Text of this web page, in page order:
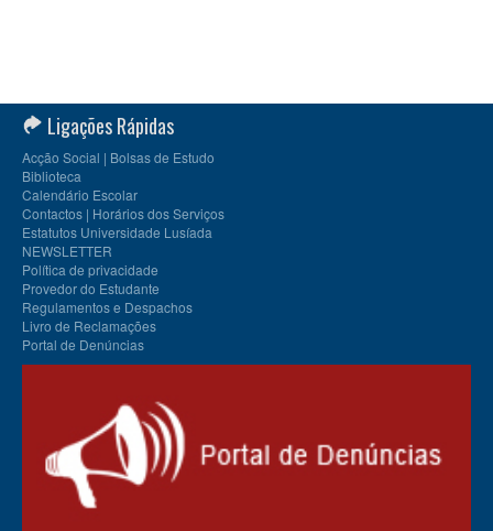
Ligações Rápidas
Acção Social | Bolsas de Estudo
Biblioteca
Calendário Escolar
Contactos | Horários dos Serviços
Estatutos Universidade Lusíada
NEWSLETTER
Política de privacidade
Provedor do Estudante
Regulamentos e Despachos
Livro de Reclamações
Portal de Denúncias